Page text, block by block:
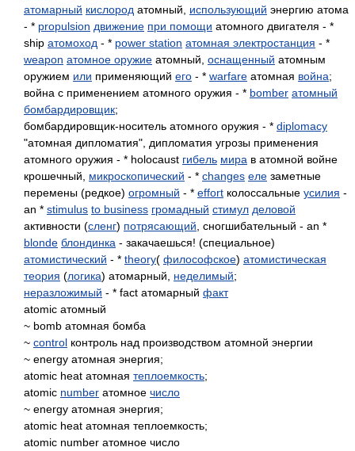
атомарный кислород атомный, использующий энергию атома
- * propulsion движение при помощи атомного двигателя - *
ship атомоход - * power station атомная электростанция - *
weapon атомное оружие атомный, оснащенный атомным
оружием или применяющий его - * warfare атомная война;
война с применением атомного оружия - * bomber атомный
бомбардировщик;
бомбардировщик-носитель атомного оружия - * diplomacy
"атомная дипломатия", дипломатия угрозы применения
атомного оружия - * holocaust гибель мира в атомной войне
крошечный, микроскопический - * changes еле заметные
перемены (редкое) огромный - * effort колоссальные усилия -
an * stimulus to business громадный стимул деловой
активности (сленг) потрясающий , сногшибательный - an *
blonde блондинка - закачаешься! (специальное)
атомистический - * theory( философское) атомистическая
теория (логика) атомарный, неделимый;
неразложимый - * fact атомарный факт
atomic атомный
~ bomb атомная бомба
~ control контроль над производством атомной энергии
~ energy атомная энергия;
atomic heat атомная теплоемкость;
atomic number атомное число
~ energy атомная энергия;
atomic heat атомная теплоемкость;
atomic number атомное число